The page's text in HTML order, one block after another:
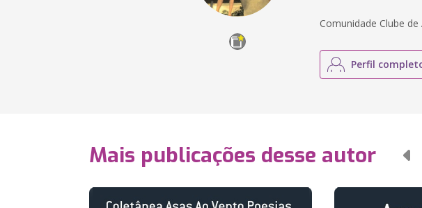
Comunidade Clube
Perfil
Mais publicações desse autor